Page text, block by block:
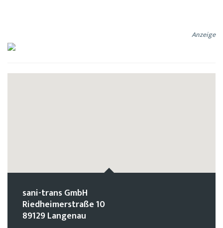
Anzeige
sani-trans GmbH
Riedheimerstraße 10
89129 Langenau